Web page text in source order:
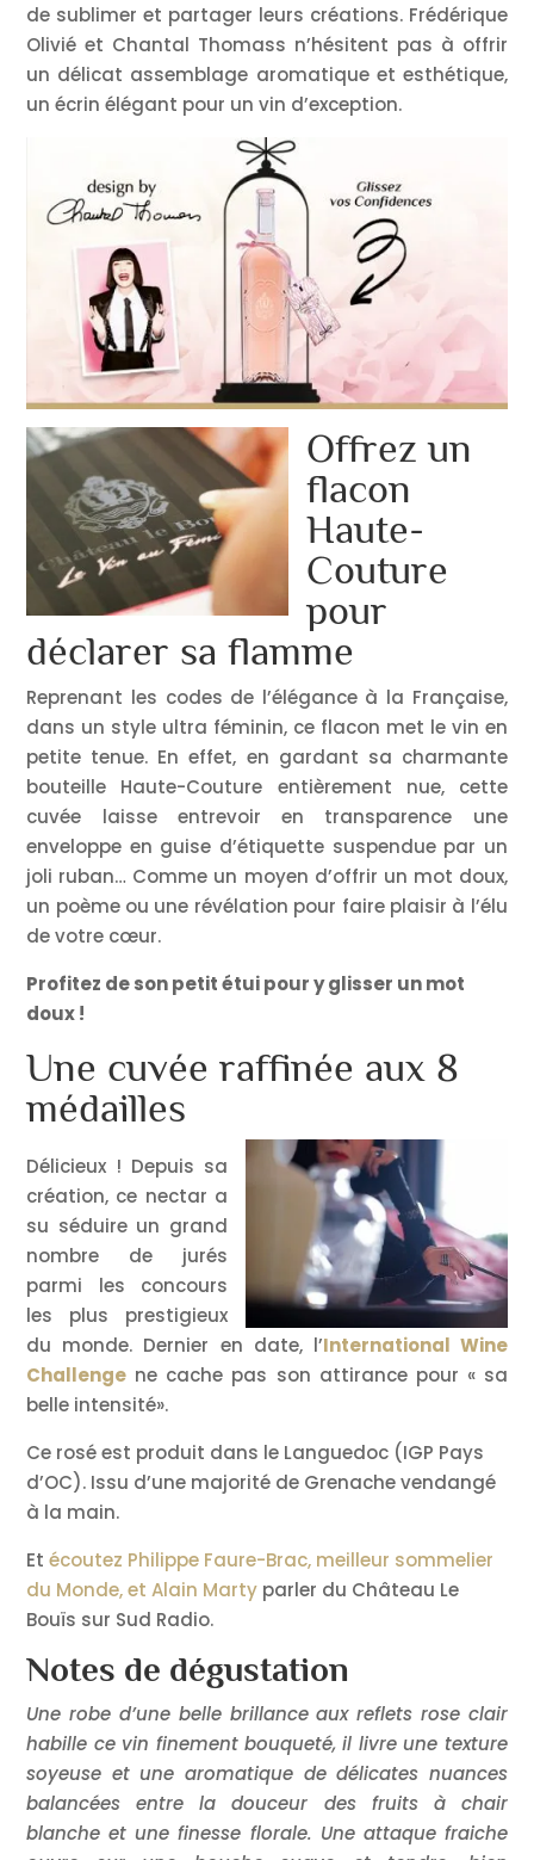
de sublimer et partager leurs créations. Frédérique
Olivié et Chantal Thomass n’hésitent pas à offrir
un délicat assemblage aromatique et esthétique,
un écrin élégant pour un vin d’exception.
Offrez un
flacon
Haute-
Couture
pour
déclarer sa flamme
Reprenant les codes de l’élégance à la Française,
dans un style ultra féminin, ce flacon met le vin en
petite tenue. En effet, en gardant sa charmante
bouteille Haute-Couture entièrement nue, cette
cuvée laisse entrevoir en transparence une
enveloppe en guise d’étiquette suspendue par un
joli ruban… Comme un moyen d’offrir un mot doux,
un poème ou une révélation pour faire plaisir à l’élu
de votre cœur.
Profitez de son petit étui pour y glisser un mot
doux !
Une cuvée raffinée aux 8
médailles
Délicieux ! Depuis sa
création, ce nectar a
su séduire un grand
nombre de jurés
parmi les concours
les plus prestigieux
du monde. Dernier en date, l’International Wine
Challenge ne cache pas son attirance pour « sa
belle intensité».
Ce rosé est produit dans le Languedoc (IGP Pays
d’OC). Issu d’une majorité de Grenache vendangé
à la main.
Etécoutez Philippe Faure-Brac, meilleur sommelier
du Monde, et Alain Marty parler du Château Le
Bouïs sur Sud Radio.
Notes de dégustation
Une robe d’une belle brillance aux reflets rose clair
habille ce vin finement bouqueté, il livre une texture
soyeuse et une aromatique de délicates nuances
balancées entre la douceur des fruits à chair
blanche et une finesse florale. Une attaque fraiche